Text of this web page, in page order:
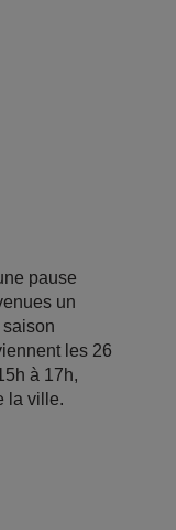
pause
un
les 26
à 17h,
la ville.